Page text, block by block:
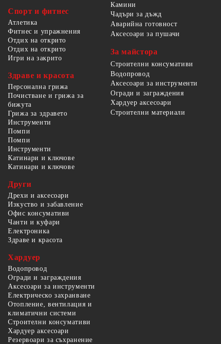
Спорт и фитнес
Атлетика
Фитнес и упражнения
Отдих на открито
Отдих на открито
Игри на закрито
Здраве и красота
Персонална грижа
Почистване и грижа за
бижута
Грижа за здравето
Камини
Чадъри за дъжд
Аварийна готовност
Аксесоари за пушачи
За майстора
Строителни консумативи
Водопровод
Аксесоари за инструменти
Огради и заграждения
Хардуер аксесоари
Строителни материали
Инструменти
Помпи
Помпи
Инструменти
Катинари и ключове
Катинари и ключове
Други
Дрехи и аксесоари
Изкуство и забавление
Офис консумативи
Чанти и куфари
Електроника
Здраве и красота
Хардуер
Водопровод
Огради и заграждения
Аксесоари за инструменти
Електрическо захранване
Отопление, вентилация и
климатични системи
Строителни консумативи
Хардуер аксесоари
Резервоари за съхранение